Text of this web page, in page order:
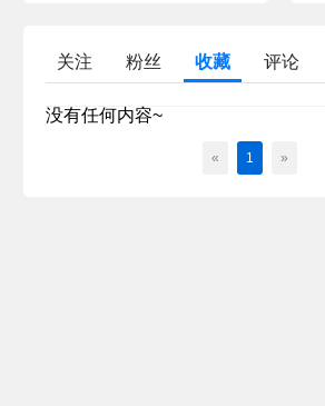
关注 粉丝 收藏 评论
没有任何内容~
« 1 »